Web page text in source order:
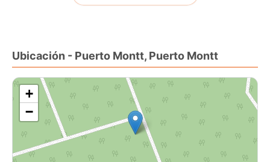
Ubicación - Puerto Montt, Puerto Montt
+
−